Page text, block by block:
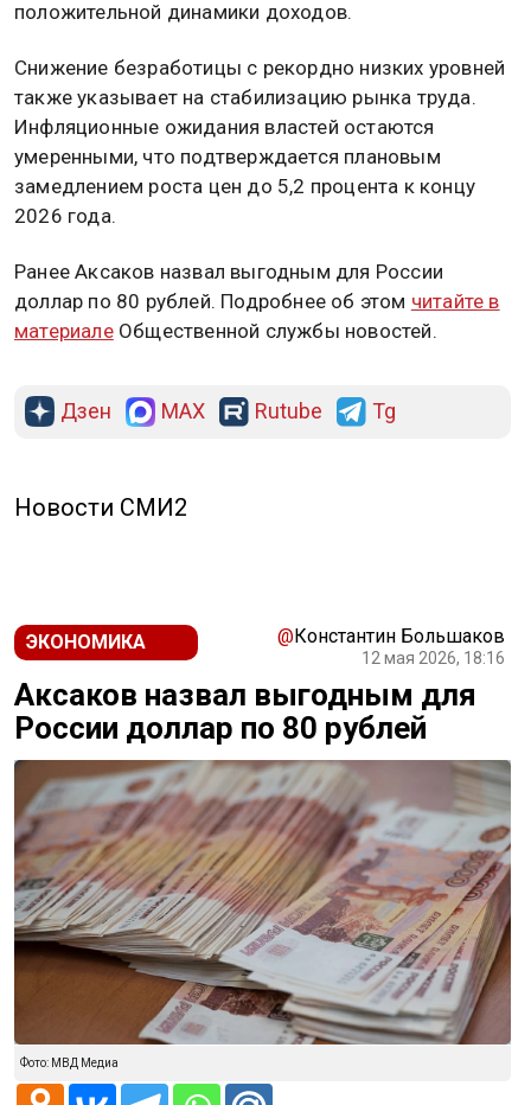
положительной динамики доходов.
Снижение безработицы с рекордно низких уровней
также указывает на стабилизацию рынка труда.
Инфляционные ожидания властей остаются
умеренными, что подтверждается плановым
замедлением роста цен до 5,2 процента к концу
2026 года.
Ранее Аксаков назвал выгодным для России
доллар по 80 рублей. Подробнее об этом читайте в
материалеОбщественной службы новостей.
Дзен MAX Rutube Tg
Новости СМИ2
ЭКОНОМИКА @Константин Большаков
12 мая 2026, 18:16
Аксаков назвал выгодным для
России доллар по 80 рублей
Фото: МВД Медиа